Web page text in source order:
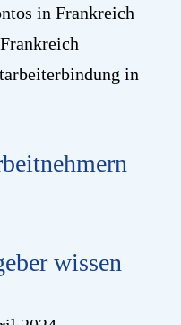
in Frankreich
in
wissen